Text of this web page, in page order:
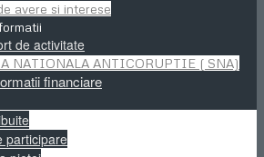
avere si interese
de activitate
NATIONALA ANTICORUPTIE ( SNA)
financiare
participare